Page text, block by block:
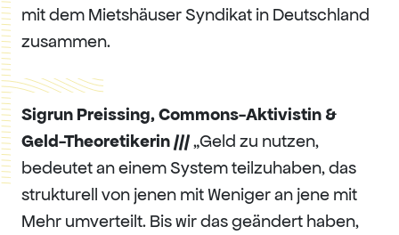
mit dem Mietshäuser Syndikat in Deutschland
zusammen.
Sigrun Preissing, Commons-Aktivistin &
Geld-Theoretikerin ///„Geld zu nutzen,
bedeutet an einem System teilzuhaben, das
strukturell von jenen mit Weniger an jene mit
Mehr umverteilt. Bis wir das geändert haben,